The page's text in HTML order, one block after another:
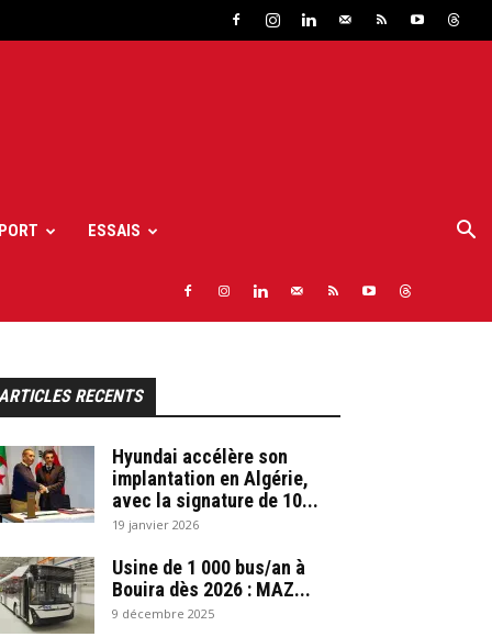
ESSAIS
RECENTS
Hyundai accélère son
implantation en Algérie,
avec la signature de 10...
19 janvier 2026
Usine de 1 000 bus/an à
Bouira dès 2026 : MAZ...
9 décembre 2025